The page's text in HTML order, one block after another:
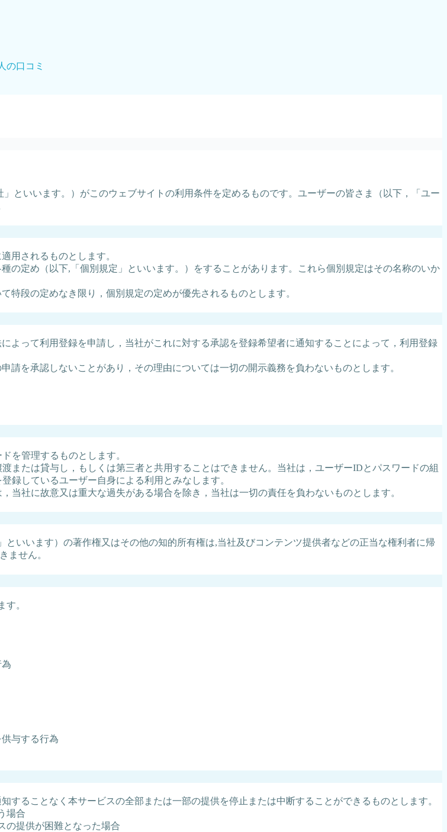
の口コミ
といいます。）がこのウェブサイトの利用条件を定めるものです。ユーザーの皆さま（以下，「ユー
用されるものとします。
の定め（以下,「個別規定」といいます。）をすることがあります。これら個別規定はその名称のいか
特段の定めなき限り，個別規定の定めが優先されるものとします。
よって利用登録を申請し，当社がこれに対する承認を登録希望者に通知することによって，利用登録
を承認しないことがあり，その理由については一切の開示義務を負わないものとします。
を管理するものとします。
または貸与し，もしくは第三者と共用することはできません。当社は，ユーザーIDとパスワードの組
録しているユーザー自身による利用とみなします。
社に故意又は重大な過失がある場合を除き，当社は一切の責任を負わないものとします。
いいます）の著作権又はその他の知的所有権は,当社及びコンテンツ提供者などの正当な権利者に帰
ません。
。
与する行為
ることなく本サービスの全部または一部の提供を停止または中断することができるものとします。
場合
の提供が困難となった場合